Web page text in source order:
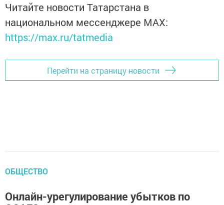
Читайте новости Татарстана в
национальном мессенджере MАХ:
https://max.ru/tatmedia
Перейти на страницу новости
ОБЩЕСТВО
Онлайн-урегулирование убытков по